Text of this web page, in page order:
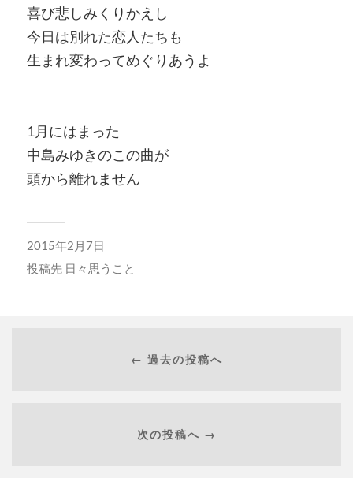
喜び悲しみくりかえし
今日は別れた恋人たちも
生まれ変わってめぐりあうよ
1月にはまった
中島みゆきのこの曲が
頭から離れません
2015年2月7日
投稿先 日々思うこと
← 過去の投稿へ
次の投稿へ →